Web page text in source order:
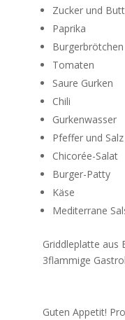
Zucker und
Paprika
Burgerbrötchen
Tomaten
Saure Gurken
Chili
Gurkenwasser
Pfeffer und Salz
Chicorée-Salat
Burger-Patty
Käse
Mediterrane
Griddleplatte aus
3flammige
Guten Appetit!